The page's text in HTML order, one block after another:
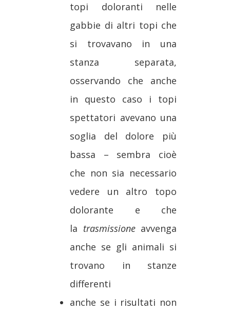
topi doloranti nelle
gabbie di altri topi che
si trovavano in una
stanza separata,
osservando che anche
in questo caso i topi
spettatori avevano una
soglia del dolore più
bassa – sembra cioè
che non sia necessario
vedere un altro topo
dolorante e che
la trasmissioneavvenga
anche se gli animali si
trovano in stanze
differenti
anche se i risultati non